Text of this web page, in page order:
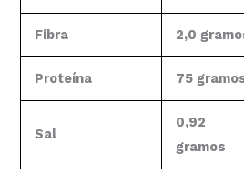
Fibra 2,0
Proteína 75
Sal
0,92
gramos